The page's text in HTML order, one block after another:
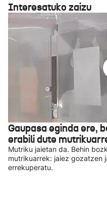
Interesatuko zaizu
Gaupasa eginda ere,
erabili dute
Mutriku jaietan da. Behin
mutrikuarrek: jaiez gozatzen
errekuperatu.